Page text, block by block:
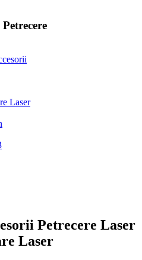
Laser
Petrecere Laser
Laser